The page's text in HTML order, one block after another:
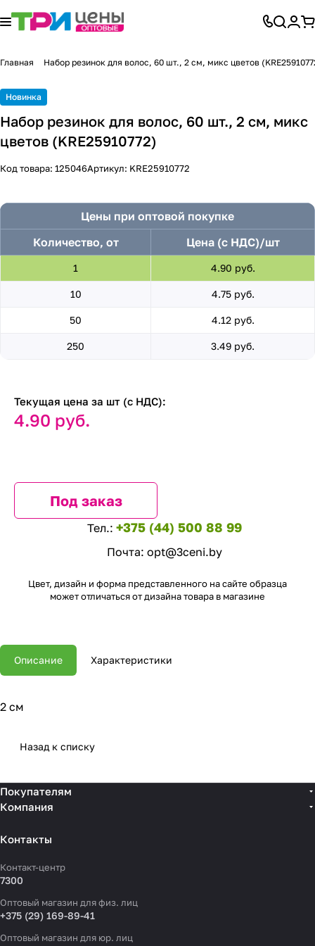
Главная Набор резинок для волос, 60 шт., 2 см, микс цветов
Новинка
Набор резинок для волос, 60 шт., 2 см, микс
цветов (KRE25910772)
Код товара: 125046Артикул: KRE25910772
Цены при оптовой покупке
Количество, от
Цена (с НДС)/шт
1 4.90 руб.
10 4.75 руб.
50 4.12 руб.
250 3.49 руб.
Текущая цена за шт (с НДС):
4.90 руб.
Под заказ
Тел.: +375 (44) 500 88 99
Почта: opt@3ceni.by
Цвет, дизайн и форма представленного на сайте образца
может отличаться от дизайна товара в магазине
Описание Характеристики
2 см
Назад к списку
Покупателям
Компания
Контакты
Контакт-центр
7300
Оптовый магазин для физ. лиц
+375 (29) 169-89-41
Оптовый магазин для юр. лиц